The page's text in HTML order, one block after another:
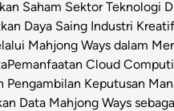
Saham Sektor Teknologi
Daya Saing Industri
Mahjong Ways dalam
Pemanfaatan Cloud
Keputusan
Data Mahjong Ways